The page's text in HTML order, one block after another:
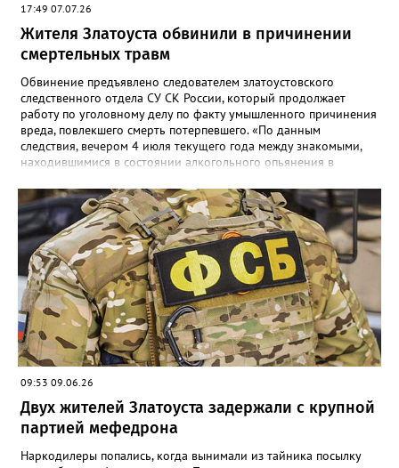
17:49 07.07.26
Жителя Златоуста обвинили в причинении
смертельных травм
Обвинение предъявлено следователем златоустовского
следственного отдела СУ СК России, который продолжает
работу по уголовному делу по факту умышленного причинения
вреда, повлекшего смерть потерпевшего. «По данным
следствия, вечером 4 июля текущего года между знакомыми,
находившимися в состоянии алкогольного опьянения в
произошёл конфликт, в ходе которого обвиняемый нанёс не
менее двух ударов ножом в область бедра 35-летнего
потерпевшего. Смерть мужчины наступила от полученных
телесных повреждений на месте происшествия», - сообщили в
СК. Агрессора при попытке скрыться задержали сотрудники
отдельной роты патрульно-постовой службы. Сейчас назначен
комплекс судебных экспертиз, следствие планирует просить
суд заключить фигуранта уголовного дела под стражу.
09:53 09.06.26
Двух жителей Златоуста задержали с крупной
партией мефедрона
Наркодилеры попались, когда вынимали из тайника посылку